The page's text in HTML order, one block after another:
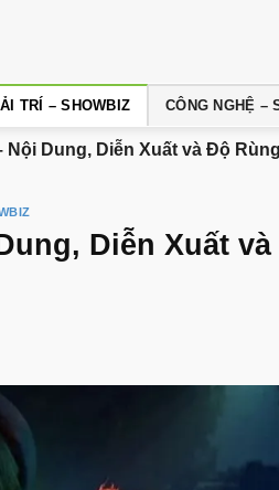
TRÍ – SHOWBIZ CÔNG NGHỆ –
Nội Dung, Diễn Xuất và Độ
Diễn Xuất